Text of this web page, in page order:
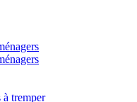
à tremper